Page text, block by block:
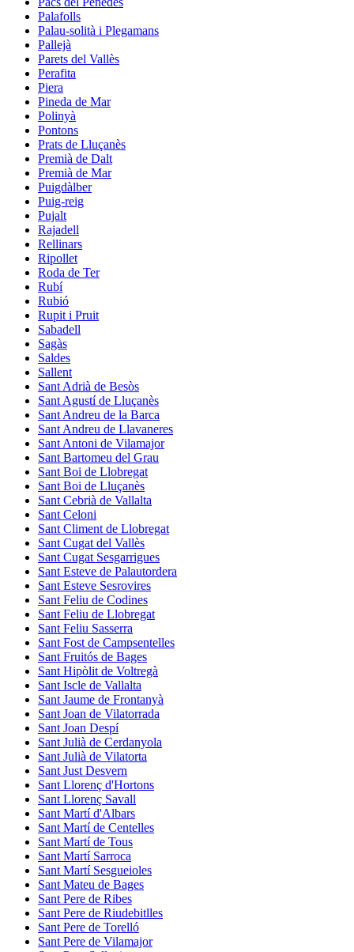
Palafolls
Palau-solità i Plegamans
Pallejà
Parets del Vallès
Perafita
Piera
Pineda de Mar
Polinyà
Pontons
Prats de Lluçanès
Premià de Dalt
Premià de Mar
Puigdàlber
Puig-reig
Pujalt
Rajadell
Rellinars
Ripollet
Roda de Ter
Rubí
Rubió
Rupit i Pruit
Sabadell
Sagàs
Saldes
Sallent
Sant Adrià de Besòs
Sant Agustí de Lluçanès
Sant Andreu de la Barca
Sant Andreu de Llavaneres
Sant Antoni de Vilamajor
Sant Bartomeu del Grau
Sant Boi de Llobregat
Sant Boi de Lluçanès
Sant Cebrià de Vallalta
Sant Celoni
Sant Climent de Llobregat
Sant Cugat del Vallès
Sant Cugat Sesgarrigues
Sant Esteve de Palautordera
Sant Esteve Sesrovires
Sant Feliu de Codines
Sant Feliu de Llobregat
Sant Feliu Sasserra
Sant Fost de Campsentelles
Sant Fruitós de Bages
Sant Hipòlit de Voltregà
Sant Iscle de Vallalta
Sant Jaume de Frontanyà
Sant Joan de Vilatorrada
Sant Joan Despí
Sant Julià de Cerdanyola
Sant Julià de Vilatorta
Sant Just Desvern
Sant Llorenç d'Hortons
Sant Llorenç Savall
Sant Martí d'Albars
Sant Martí de Centelles
Sant Martí de Tous
Sant Martí Sarroca
Sant Martí Sesgueioles
Sant Mateu de Bages
Sant Pere de Ribes
Sant Pere de Riudebitlles
Sant Pere de Torelló
Sant Pere de Vilamajor